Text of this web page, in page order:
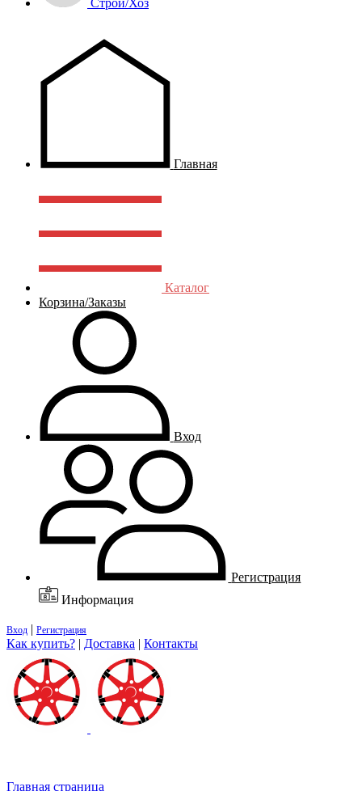
Строй/Хоз
Главная
Каталог
Корзина/Заказы
Вход
Регистрация
Информация
Вход | Регистрация
Как купить? | Доставка | Контакты
Главная страница